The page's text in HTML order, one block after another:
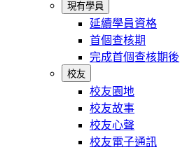
現有學員
延續學員資格
首個查核期
完成首個查核期後
校友
校友園地
校友故事
校友心聲
校友電子通訊